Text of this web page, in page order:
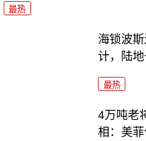
最热
海锁波
计，陆
最热
4万吨老
相：美